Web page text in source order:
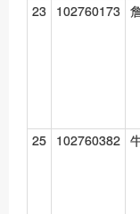
23 102760173
25 102760382